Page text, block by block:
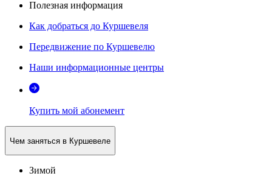
Полезная информация
Как добраться до Куршевеля
Передвижение по Куршевелю
Наши информационные центры
Купить мой абонемент
Чем заняться в Куршевеле
Зимой